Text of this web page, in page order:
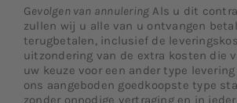
Gevolgen van annulering Als u dit
zullen wij u alle van u ontvangen
terugbetalen, inclusief de
uitzondering van de extra kosten die
uw keuze voor een ander type
ons aangeboden goedkoopste type
zonder onnodige vertraging en in